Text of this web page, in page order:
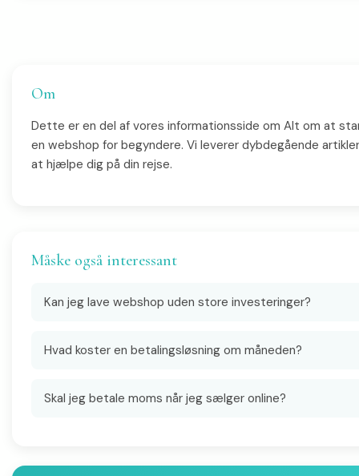
Om
Dette er en del af vores informationsside om Alt om at
en webshop for begyndere. Vi leverer dybdegående
at hjælpe dig på din rejse.
Måske også interessant
Kan jeg lave webshop uden store investeringer?
Hvad koster en betalingsløsning om måneden?
Skal jeg betale moms når jeg sælger online?